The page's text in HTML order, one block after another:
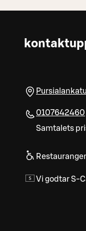
0107642460
Samtalets
Vi godtar S-